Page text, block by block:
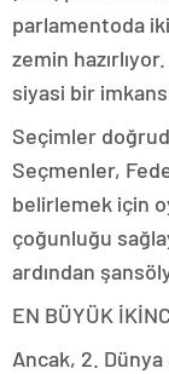
parlamentoda
zemin
siyasi bir
Seçimler
Seçmenler,
belirlemek için
çoğunluğu
ardından
EN BÜYÜK
Ancak, 2.